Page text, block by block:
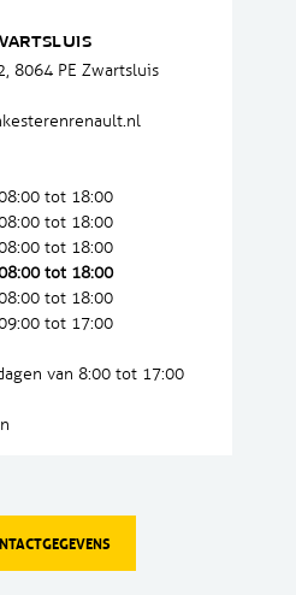
8064 PE Zwartsluis
tot 18:00
tot 18:00
tot 18:00
tot 18:00
tot 18:00
tot 17:00
van 8:00 tot 17:00